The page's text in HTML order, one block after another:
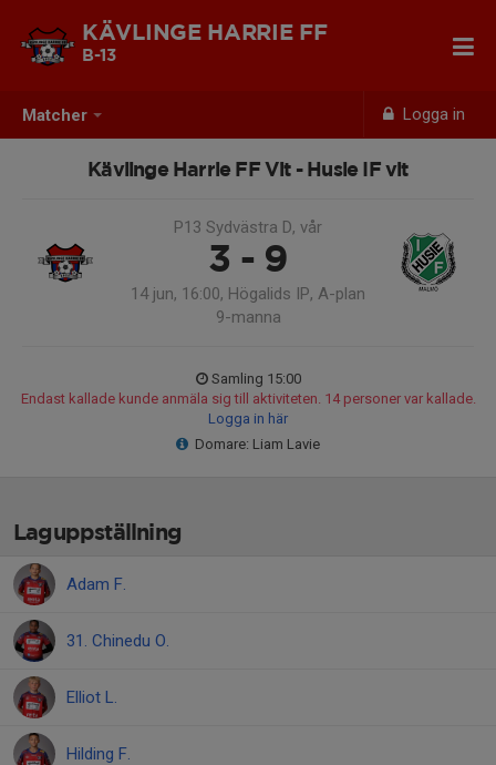
Matcher Logga in
KÄVLINGE HARRIE FF
B-13
Kävlinge Harrie FF Vit - Husie IF vit
P13 Sydvästra D, vår
3 - 9
14 jun, 16:00, Högalids IP, A-plan
9-manna
Samling 15:00
Endast kallade kunde anmäla sig till aktiviteten. 14 personer var kallade.
Logga in här
Domare: Liam Lavie
Laguppställning
Adam F.
31. Chinedu O.
Elliot L.
Hilding F.